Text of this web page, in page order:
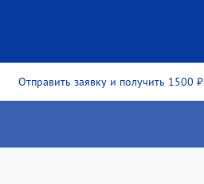
Отправить заявку и получить 1500 ₽